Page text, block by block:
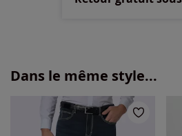
Dans le même style...